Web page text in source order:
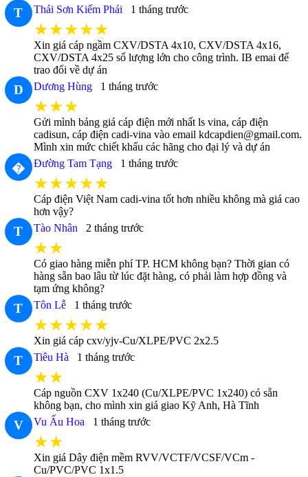
T Thái Sơn Kiếm Phái 1 tháng trước
★★★★★
Xin giá cáp ngầm CXV/DSTA 4x10, CXV/DSTA 4x16,
CXV/DSTA 4x25 số lượng lớn cho công trình. IB emai để
trao đổi về dự án
D Dương Hùng 1 tháng trước
★★★
Gửi mình bảng giá cáp điện mới nhất ls vina, cáp điện
cadisun, cáp điện cadi-vina vào email kdcapdien@gmail.com.
Mình xin mức chiết khấu các hãng cho đại lý và dự án
� Đường Tam Tạng 1 tháng trước
★★★★★
Cáp điện Việt Nam cadi-vina tốt hơn nhiều không mà giá cao
hơn vậy?
T Tào Nhân 2 tháng trước
★★
Có giao hàng miễn phí TP. HCM không bạn? Thời gian có
hàng sẵn bao lâu từ lúc đặt hàng, có phải làm hợp đồng và
tạm ứng không?
T Tôn Lễ 1 tháng trước
★★★★★
Xin giá cáp cxv/yjv-Cu/XLPE/PVC 2x2.5
T Tiêu Hà 1 tháng trước
★★
Cáp nguồn CXV 1x240 (Cu/XLPE/PVC 1x240) có sẵn
không bạn, cho mình xin giá giao Kỹ Anh, Hà Tĩnh
V Vu Ấu Hoa 1 tháng trước
★★
Xin giá Dây điện mềm RVV/VCTF/VCSF/VCm -
Cu/PVC/PVC 1x1.5